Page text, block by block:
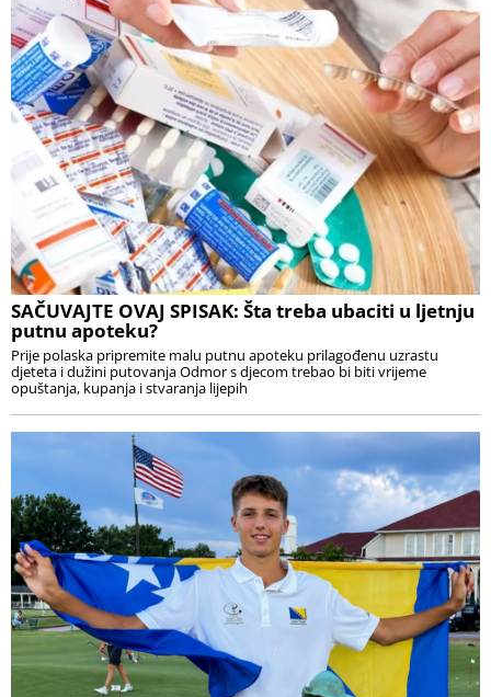
SAČUVAJTE OVAJ SPISAK: Šta treba ubaciti u ljetnju
putnu apoteku?
Prije polaska pripremite malu putnu apoteku prilagođenu uzrastu
djeteta i dužini putovanja Odmor s djecom trebao bi biti vrijeme
opuštanja, kupanja i stvaranja lijepih